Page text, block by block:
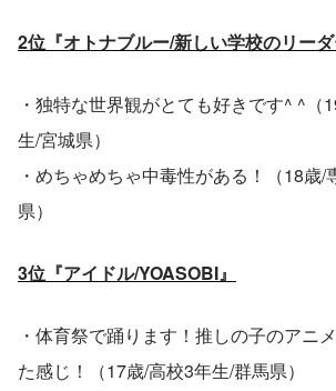
2位『オトナブルー/新しい学校のリーダ
・独特な世界観がとても好きです^ ^（
生/宮城県）
・めちゃめちゃ中毒性がある！（18歳/
県）
3位『アイドル/YOASOBI』
・体育祭で踊ります！推しの子のアニ
た感じ！（17歳/高校3年生/群馬県）